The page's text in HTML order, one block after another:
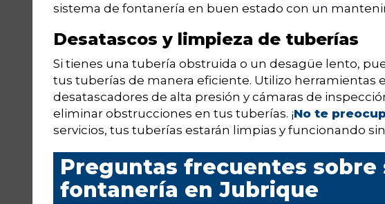
sistema de fontanería en buen estado con un
Desatascos y limpieza de tuberías
Si tienes una tubería obstruida o un desagüe lento,
tus tuberías de manera eficiente. Utilizo herramientas
desatascadores de alta presión y cámaras de
eliminar obstrucciones en tus tuberías. ¡No te
servicios, tus tuberías estarán limpias y funcionando
Preguntas frecuentes sobre
fontanería en Jubrique